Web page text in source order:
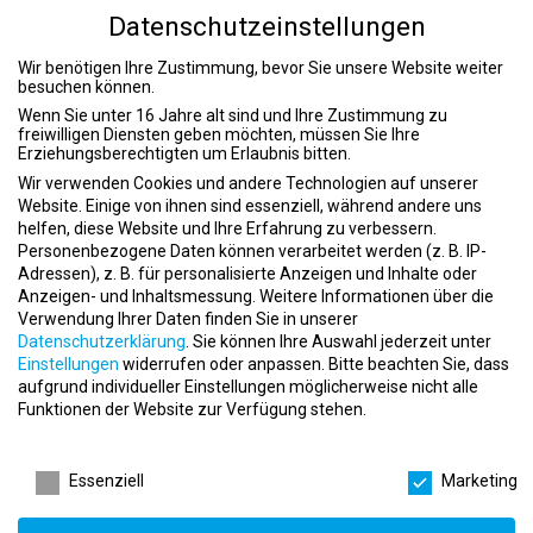
all inclusive Fitness
Filialleiter Fitnessstudio (m/w/d) – all inclusive
Fitness Castrop-Rauxel
event04.02.2026
apartmentall inclusive Fitness
placeCastrop-Rauxel
Filialleiter Fitnessstudio (m/w/d) – all inclusive
Datenschutzeinstellungen
Wir benötigen Ihre Zustimmung, bevor Sie unsere Website weiter
besuchen können.
Wenn Sie unter 16 Jahre alt sind und Ihre Zustimmung zu
freiwilligen Diensten geben möchten, müssen Sie Ihre
Erziehungsberechtigten um Erlaubnis bitten.
Wir verwenden Cookies und andere Technologien auf unserer
Website. Einige von ihnen sind essenziell, während andere uns
helfen, diese Website und Ihre Erfahrung zu verbessern.
Personenbezogene Daten können verarbeitet werden (z. B. IP-
Adressen), z. B. für personalisierte Anzeigen und Inhalte oder
Anzeigen- und Inhaltsmessung. Weitere Informationen über die
Verwendung Ihrer Daten finden Sie in unserer
Datenschutzerklärung. Sie können Ihre Auswahl jederzeit unter
Einstellungen widerrufen oder anpassen. Bitte beachten Sie, dass
aufgrund individueller Einstellungen möglicherweise nicht alle
Funktionen der Website zur Verfügung stehen.
Essenziell
Marketing